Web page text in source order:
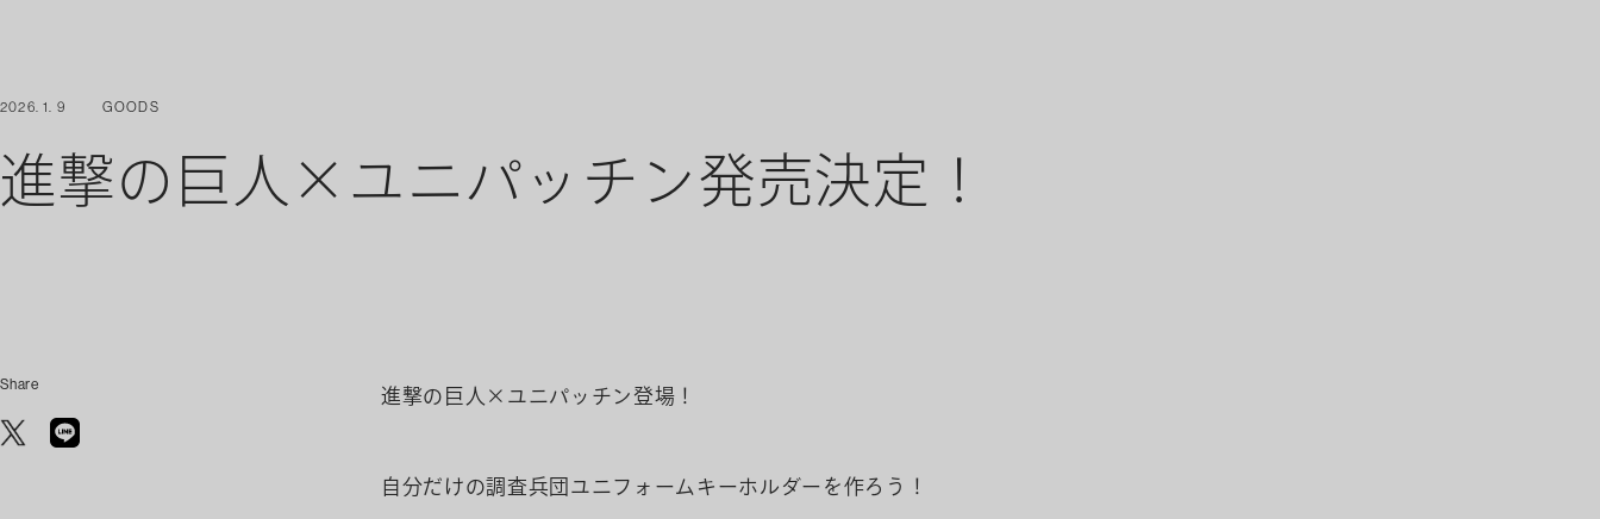
2026. 1. 9 GOODS
進撃の巨人×ユニパッチン発売決定！
Share
進撃の巨人×ユニパッチン登場！
自分だけの調査兵団ユニフォームキーホルダーを作ろう！